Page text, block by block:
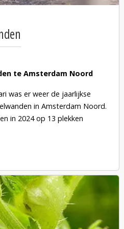
te Amsterdam Noord
was er weer de jaarlijkse
in Amsterdam Noord.
in 2024 op 13 plekken
van de
van de Vogelwerkgroep
met de gemeente
organiseert hij een